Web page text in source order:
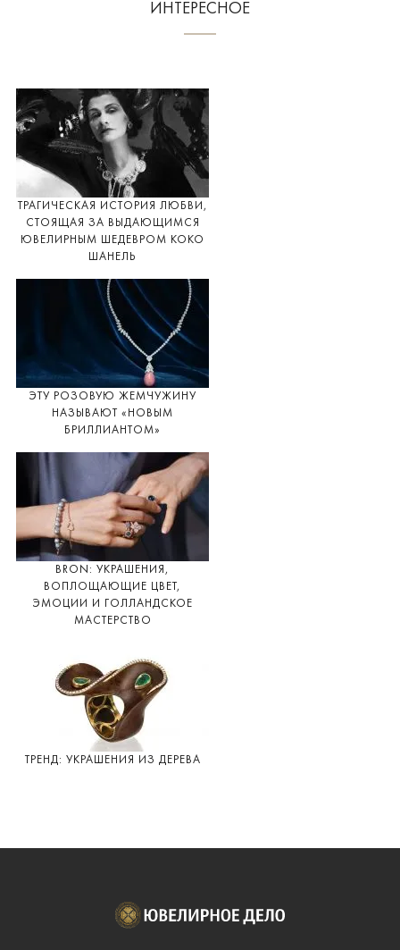
ИНТЕРЕСНОЕ
ТРАГИЧЕСКАЯ ИСТОРИЯ ЛЮБВИ,
СТОЯЩАЯ ЗА ВЫДАЮЩИМСЯ
ЮВЕЛИРНЫМ ШЕДЕВРОМ КОКО
ШАНЕЛЬ
ЭТУ РОЗОВУЮ ЖЕМЧУЖИНУ
НАЗЫВАЮТ «НОВЫМ
БРИЛЛИАНТОМ»
BRON: УКРАШЕНИЯ,
ВОПЛОЩАЮЩИЕ ЦВЕТ,
ЭМОЦИИ И ГОЛЛАНДСКОЕ
МАСТЕРСТВО
ТРЕНД: УКРАШЕНИЯ ИЗ ДЕРЕВА